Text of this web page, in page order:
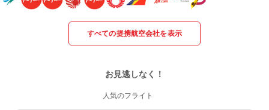
すべての提携航空会社を表示
お見逃しなく！
人気のフライト